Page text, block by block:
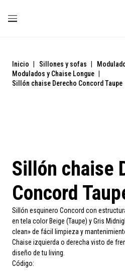
Inicio | Sillones y sofas |
Modulados y Chaise Longue |
Sillón chaise Derecho Concord Taupe
Sillón chaise
Concord
Sillón esquinero Concord con
en tela color Beige (Taupe) y Gris
clean» de fácil limpieza y
Chaise izquierda o derecha visto de
diseño de tu living.
Código: